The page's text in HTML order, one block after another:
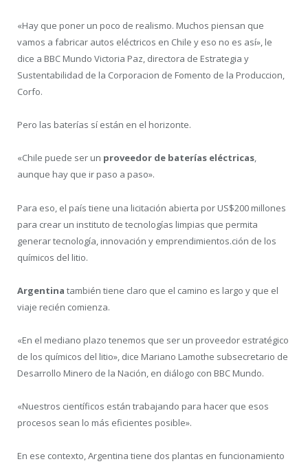
«Hay que poner un poco de realismo. Muchos piensan que
vamos a fabricar autos eléctricos en Chile y eso no es así», le
dice a BBC Mundo Victoria Paz, directora de Estrategia y
Sustentabilidad de la Corporacion de Fomento de la Produccion,
Corfo.
Pero las baterías sí están en el horizonte.
«Chile puede ser un proveedor de baterías eléctricas,
aunque hay que ir paso a paso».
Para eso, el país tiene una licitación abierta por US$200 millones
para crear un instituto de tecnologías limpias que permita
generar tecnología, innovación y emprendimientos.ción de los
químicos del litio.
Argentina también tiene claro que el camino es largo y que el
viaje recién comienza.
«En el mediano plazo tenemos que ser un proveedor estratégico
de los químicos del litio», dice Mariano Lamothe subsecretario de
Desarrollo Minero de la Nación, en diálogo con BBC Mundo.
«Nuestros científicos están trabajando para hacer que esos
procesos sean lo más eficientes posible».
En ese contexto, Argentina tiene dos plantas en funcionamiento